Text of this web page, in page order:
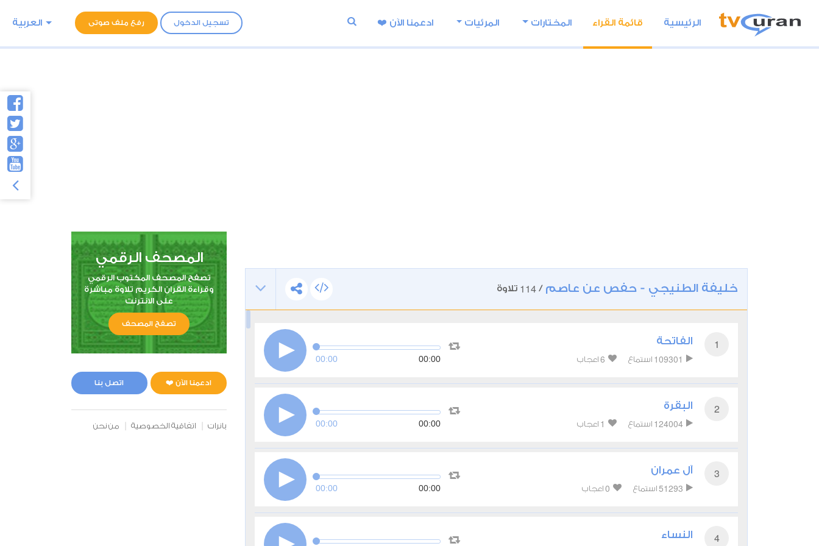
تسجيل الدخول رفع ملف صوتى العربية الرئيسية قائمة القراء المختارات المرئيات ادعمنا اﻵن ❤️
خليفة الطنيجي - حفص عن عاصم /
114 تلاوة
1 الفاتحة
109301 استماع 6 اعجاب 00:00 00:00
2 البقرة
124004 استماع 1 اعجاب 00:00 00:00
3 آل عمران
51293 استماع 0 اعجاب 00:00 00:00
4 النساء
المصحف الرقمي
تصفح المصحف المكتوب الرقمي
وقراءة القران الكريم تلاوة مباشرة
على الانترنت
تصفح المصحف
ادعمنا الآن ❤️ اتصل بنا
بانرات اتفاقية الخصوصية من نحن